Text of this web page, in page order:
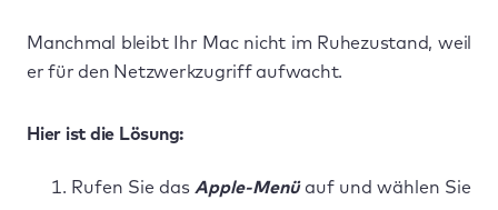
Manchmal bleibt Ihr Mac nicht im Ruhezustand, weil
er für den Netzwerkzugriff aufwacht.
Hier ist die Lösung:
Rufen Sie das Apple-Menüauf und wählen Sie